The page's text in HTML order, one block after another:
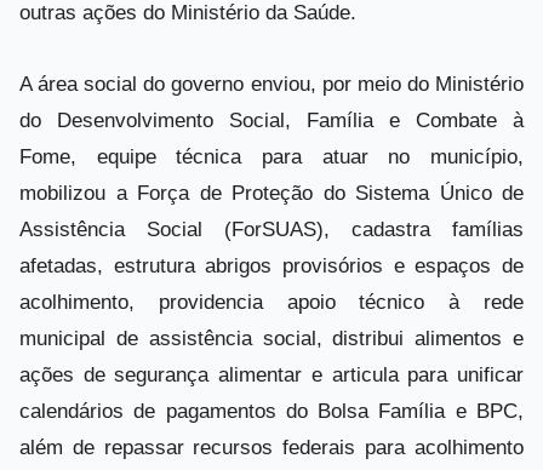
outras ações do Ministério da Saúde.
A área social do governo enviou, por meio do Ministério
do Desenvolvimento Social, Família e Combate à
Fome, equipe técnica para atuar no município,
mobilizou a Força de Proteção do Sistema Único de
Assistência Social (ForSUAS), cadastra famílias
afetadas, estrutura abrigos provisórios e espaços de
acolhimento, providencia apoio técnico à rede
municipal de assistência social, distribui alimentos e
ações de segurança alimentar e articula para unificar
calendários de pagamentos do Bolsa Família e BPC,
além de repassar recursos federais para acolhimento